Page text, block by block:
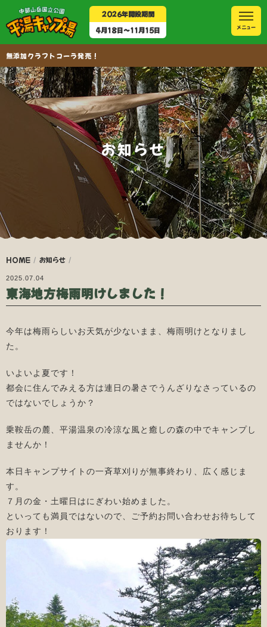
2026年開設期間
4月18日〜11月15日
無添加クラフトコーラ発売！
お知らせ
HOME お知らせ
2025.07.04
東海地方梅雨明けしました！
今年は梅雨らしいお天気が少ないまま、梅雨明けとなりまし
た。
いよいよ夏です！
都会に住んでみえる方は連日の暑さでうんざりなさっているの
ではないでしょうか？
乗鞍岳の麓、平湯温泉の冷涼な風と癒しの森の中でキャンプし
ませんか！
本日キャンプサイトの一斉草刈りが無事終わり、広く感じま
す。
７月の金・土曜日はにぎわい始めました。
といっても満員ではないので、ご予約お問い合わせお待ちして
おります！